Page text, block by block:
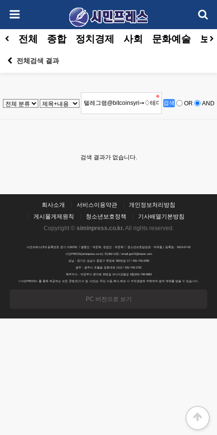
전체 종합 정치경제 사회 문화예술 보
전체검색 결과
OR AND
검색 결과가 없습니다.
회사소개 서비스이용약관
개인정보처리방침
게시물게제원칙
청소년보호정책
기사배열기본방침
Copyright © siminpress.co.kr.All rights reserved.
시민프레스(주)l 등록번호 경기,아50702 ㅣ발행인 : 박준혁, 편집인 : 박준혁ㅣ 청소년보호담당관 : 박재철 | 등록일 : 2013-07-03
시민PRESS(siminpress.co.kr) 우[462-122] / email gve72@naver.com
성남 : 경기도 성남시 중원구 희망로 392번길 17 / 031-743-2295
광주 : 광주시 초월읍 경춘대로 1112 / 031-743-1752
북부지사 : 의정부시 분야로 33번길 14 (서강빌딩 3층)031-748-5883
<시민PRESS> 를 통해 제공되는 모든 콘텐츠(기사 및 사진)는 무단 사용,복사,배포 시 저작권법에 저해되며 법적 제재를 받을 수 있습니다.
PC 버전으로 보기